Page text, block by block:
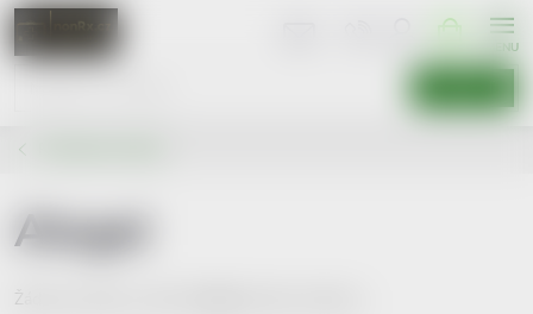
Přejít
obsah
NÁKUPNÍ
Alogel
Žádné produkty značky